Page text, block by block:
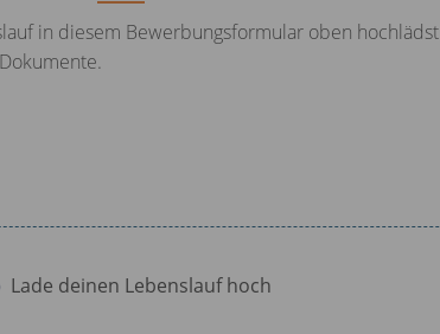
in diesem Bewerbungsformular oben
Lade deinen Lebenslauf hoch